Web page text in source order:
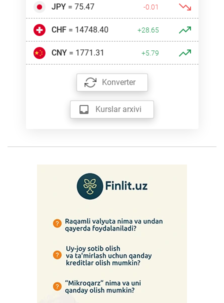
JPY= 75.47 -0.01
CHF= 14748.40 +28.65
CNY= 1771.31 +5.79
Konverter
Kurslar arxivi